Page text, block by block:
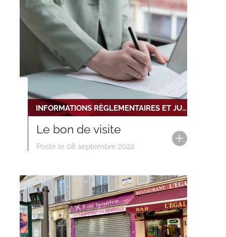
INFORMATIONS RÈGLEMENTAIRES ET JURIDIQUES
Le bon de visite
Posté le 08 septembre 2022